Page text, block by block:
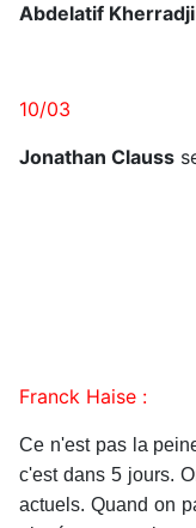
Abdelatif Kherradji
10/03
Jonathan Clauss
Franck Haise :
Ce n'est pas la
c'est dans 5 jours.
actuels. Quand on